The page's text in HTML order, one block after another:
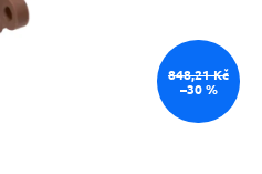
848,21 Kč
–30 %